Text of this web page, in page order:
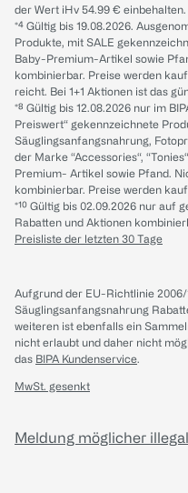
der Wert iHv 54.99 € einbehalten.
*⁴ Gültig bis 19.08.2026.
Produkte, mit SALE
Baby-Premium-Artikel sowie
kombinierbar. Preise werden
reicht. Bei 1+1 Aktionen ist das
*⁸ Gültig bis 12.08.2026 nur im
Preiswert“ gekennzeichnete
Säuglingsanfangsnahrung,
der Marke “Accessories“,
Premium- Artikel sowie Pfand.
kombinierbar. Preise werden
*¹⁰ Gültig bis 02.09.2026 nur auf
Rabatten und Aktionen
Preisliste der letzten 30 Tage
Aufgrund der EU-Richtlinie
Säuglingsanfangsnahrung
weiteren ist ebenfalls ein
nicht erlaubt und daher nicht
das BIPA Kundenservice.
MwSt. gesenkt
Meldung möglicher